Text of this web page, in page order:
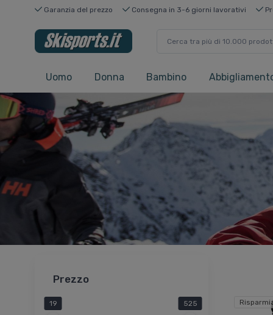
Garanzia del prezzo Consegna in 3-6 giorni lavorativi
Uomo Donna Bambino
Prezzo
19 525